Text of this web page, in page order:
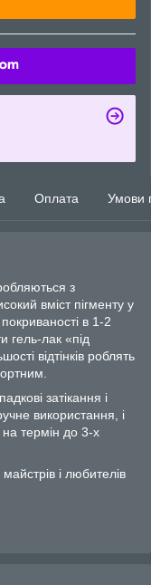
Оплата Умови
з
вміст пігменту у
в 1-2
гель-лак «під
відтінків роблять
затікання і
використання, і
термін до 3-х
і любителів